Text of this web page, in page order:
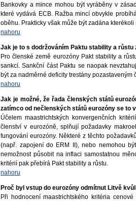
Bankovky a mince mohou být vyráběny v
které vydává ECB. Ražba mincí obvykle
oběhu. Prakticky však může být zadána
nahoru
Jak je to s dodržováním Paktu stability a
Pro členské země eurozóny Pakt stability a
sankcí. Sankční část Paktu se naopak
být za nadměrné deficity trestány pozastaveným
nahoru
Jak je možné, že řada členských států
zatímco od nečlenských států eurozóny se to
Účelem maastrichtských konvergenčních
členství v eurozóně, splňují požadavky
fungování eurozóny. Některé z těchto
(např. zapojení do ERM II), nebo nemohou
nemožnost působit na inflaci samostatnou
kritérií pak přebírá Pakt stability a růstu.
nahoru
Proč byl vstup do eurozóny odmítnut Litvě
Při hodnocení maastrichtského kritéria